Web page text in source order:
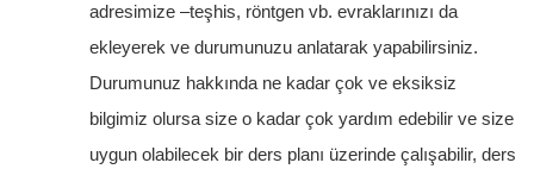
adresimize –teşhis, röntgen vb. evraklarınızı da
ekleyerek ve durumunuzu anlatarak yapabilirsiniz.
Durumunuz hakkında ne kadar çok ve eksiksiz
bilgimiz olursa size o kadar çok yardım edebilir ve size
uygun olabilecek bir ders planı üzerinde çalışabilir, ders